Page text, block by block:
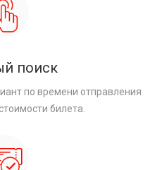
поиск
по времени отправления
билета.